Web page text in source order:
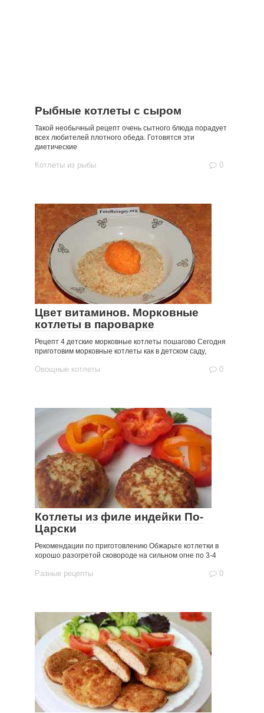
Рыбные котлеты с сыром
Такой необычный рецепт очень сытного блюда порадует
всех любителей плотного обеда. Готовятся эти
диетические
Котлеты из рыбы 0
Цвет витаминов. Морковные
котлеты в пароварке
Рецепт 4 детские морковные котлеты пошагово Сегодня
приготовим морковные котлеты как в детском саду,
Овощные котлеты 0
Котлеты из филе индейки По-
Царски
Рекомендации по приготовлению Обжарьте котлетки в
хорошо разогретой сковороде на сильном огне по 3-4
Разные рецепты 0